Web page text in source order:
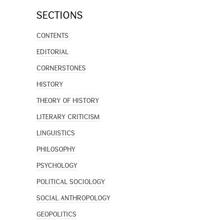
SECTIONS
CONTENTS
EDITORIAL
CORNERSTONES
HISTORY
THEORY OF HISTORY
LITERARY CRITICISM
LINGUISTICS
PHILOSOPHY
PSYCHOLOGY
POLITICAL SOCIOLOGY
SOCIAL ANTHROPOLOGY
GEOPOLITICS